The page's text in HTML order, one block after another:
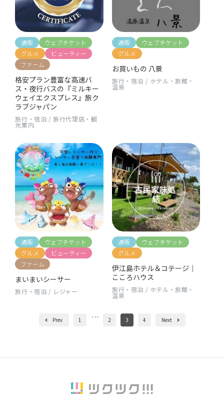
通販
ウェブチケット
グルメ
ビューティー
ファーム
格安プラン豊富な高速バ
ス・夜行バスの『ミルキー
ウェイエクスプレス』旅ク
ラブジャパン
旅行・宿泊 /旅行代理店・観
光案内
通販
ウェブチケット
グルメ
お買いもの 八景
旅行・宿泊 / ホテル・旅館・
温泉
通販
ウェブチケット
グルメ
ビューティー
ファーム
まいまいシーサー
旅行・宿泊 / レジャー
通販
ウェブチケット
グルメ
伊江島ホテル＆コテージ｜
こころハウス
旅行・宿泊 / ホテル・旅館・
温泉
Prev 1 … 2 3 4 Next